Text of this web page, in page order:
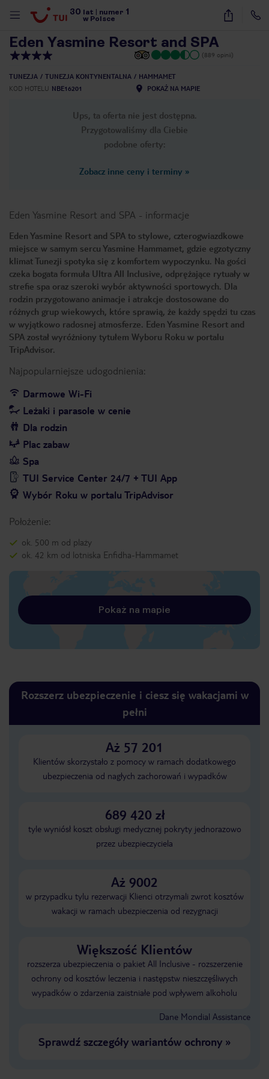
30 lat numer 1
w Polsce
39
Eden Yasmine Resort and SPA
(889 opinii)
TUNEZJA TUNEZJA KONTYNENTALNA
HAMMAMET
KOD HOTELU NBE16201 POKAŻ NA MAPIE
Ups, ta oferta nie jest dostępna.
Przygotowaliśmy dla Ciebie
podobne oferty:
Zobacz inne ceny i terminy »
Eden Yasmine Resort and SPA - informacje
Eden Yasmine Resort and SPA to stylowe, czterogwiazdkowe
miejsce w samym sercu Yasmine Hammamet, gdzie egzotyczny
klimat Tunezji spotyka się z komfortem wypoczynku. Na gości
czeka bogata formuła Ultra All Inclusive, odprężające rytuały w
strefie spa oraz szeroki wybór aktywności sportowych. Dla
rodzin przygotowano animacje i atrakcje dostosowane do
różnych grup wiekowych, które sprawią, że każdy spędzi tu czas
w wyjątkowo radosnej atmosferze. Eden Yasmine Resort and
SPA został wyróżniony tytułem Wyboru Roku w portalu
TripAdvisor.
Najpopularniejsze udogodnienia:
Darmowe Wi-Fi
Leżaki i parasole w cenie
Dla rodzin
Plac zabaw
Spa
TUI Service Center 24/7 + TUI App
Wybór Roku w portalu TripAdvisor
Położenie:
ok. 500 m od plaży
ok. 42 km od lotniska Enfidha-Hammamet
Pokaż na mapie
Rozszerz ubezpieczenie i ciesz się wakacjami w
pełni
Aż 57 201
Klientów skorzystało z pomocy w ramach dodatkowego
ubezpieczenia od nagłych zachorowań i wypadków
689 420 zł
tyle wyniósł koszt obsługi medycznej pokryty jednorazowo
przez ubezpieczyciela
Aż 9002
w przypadku tylu rezerwacji Klienci otrzymali zwrot kosztów
wakacji w ramach ubezpieczenia od rezygnacji
Większość Klientów
rozszerza ubezpieczenia o pakiet All Inclusive - rozszerzenie
ochrony od kosztów leczenia i następstw nieszczęśliwych
wypadków o zdarzenia zaistniałe pod wpływem alkoholu
Dane Mondial Assistance
Sprawdź szczegóły wariantów ochrony»